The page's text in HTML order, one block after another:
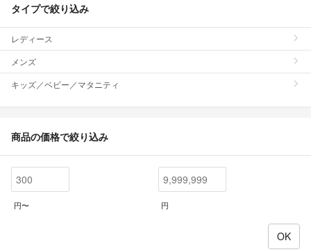
タイプで絞り込み
レディース
メンズ
キッズ／ベビー／マタニティ
商品の価格で絞り込み
円〜 円